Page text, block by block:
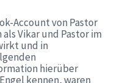
Account von Pastor
Vikar und Pastor im
und in
hierüber
kennen, waren